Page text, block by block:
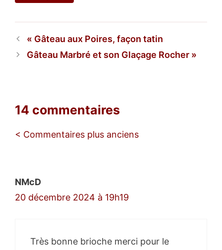
Gâteau aux Poires, façon tatin
Gâteau Marbré et son Glaçage Rocher
14 commentaires
Navigation
< Commentaires plus anciens
NMcD
20 décembre 2024 à 19h19
Très bonne brioche merci pour le